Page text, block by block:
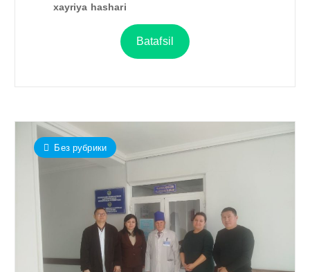
xayriya hashari
Batafsil
Без рубрики